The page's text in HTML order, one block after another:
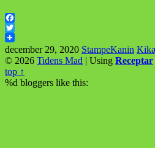
Facebook
Twitter
december 29, 2020 StampeKanin
© 2026 Tidens Mad | Using Receptar
top ↑
%d bloggers like this: